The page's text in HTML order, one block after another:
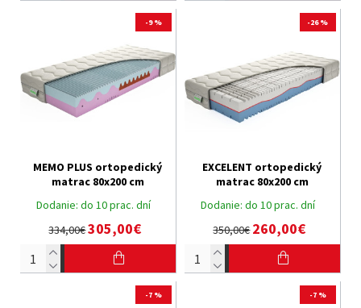
-9 %
Dodanie: do 10 prac. dní
MEMO PLUS ortopedický
matrac 80x200 cm
334,00€305,00€
-26 %
Dodanie: do 10 prac. dní
EXCELENT ortopedický
matrac 80x200 cm
350,00€260,00€
-7 % -7 %